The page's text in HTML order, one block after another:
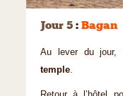
Jour 5 : Bagan
Au lever du jour,
temple.